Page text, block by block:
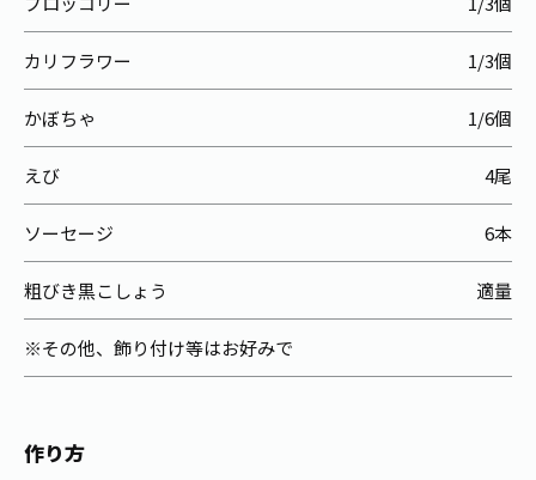
カリフラワー 1/3個
かぼちゃ 1/6個
えび 4尾
ソーセージ 6本
粗びき黒こしょう 適量
※その他、飾り付け等はお好みで
作り方